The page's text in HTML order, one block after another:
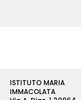
ISTITUTO MARIA
IMMACOLATA